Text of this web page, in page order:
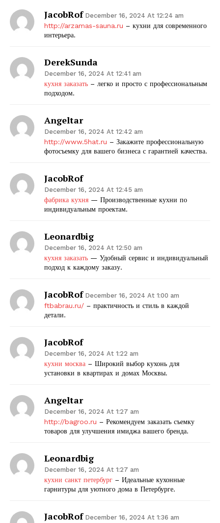
JacobRof December 16, 2024 At 12:24 am
http://arzamas-sauna.ru – кухни для современного
интерьера.
DerekSunda
December 16, 2024 At 12:41 am
кухня заказать – легко и просто с профессиональным
подходом.
Angeltar
December 16, 2024 At 12:42 am
http://www.5hat.ru – Закажите профессиональную
фотосъемку для вашего бизнеса с гарантией качества.
JacobRof
December 16, 2024 At 12:45 am
фабрика кухня — Производственные кухни по
индивидуальным проектам.
Leonardbig
December 16, 2024 At 12:50 am
кухня заказать — Удобный сервис и индивидуальный
подход к каждому заказу.
JacobRof December 16, 2024 At 1:00 am
ftbabrau.ru/ – практичность и стиль в каждой
детали.
JacobRof
December 16, 2024 At 1:22 am
кухни москва – Широкий выбор кухонь для
установки в квартирах и домах Москвы.
Angeltar
December 16, 2024 At 1:27 am
http://bagroo.ru – Рекомендуем заказать съемку
товаров для улучшения имиджа вашего бренда.
Leonardbig
December 16, 2024 At 1:27 am
кухни санкт петербург – Идеальные кухонные
гарнитуры для уютного дома в Петербурге.
JacobRof December 16, 2024 At 1:36 am